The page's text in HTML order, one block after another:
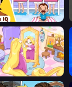
Detective IQ: Brain Games
Fairy Room - Decor Game